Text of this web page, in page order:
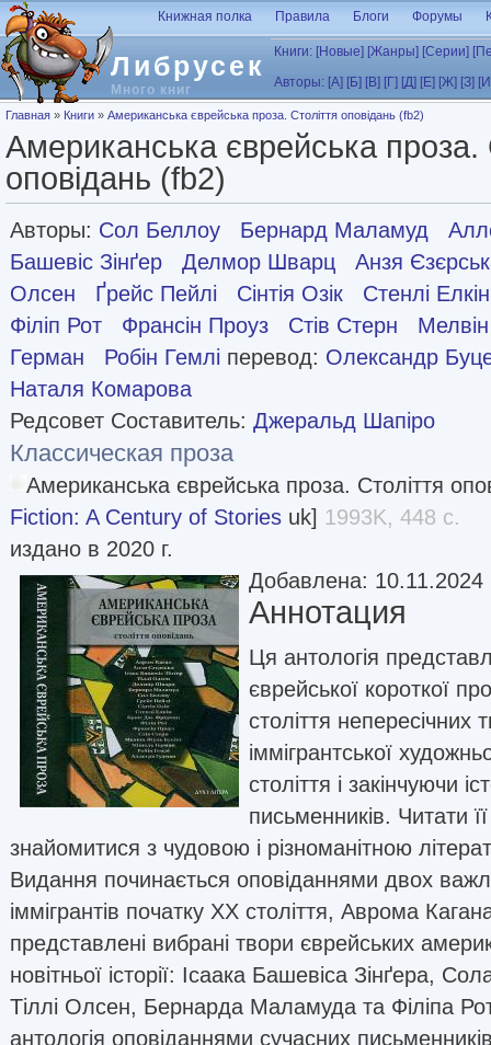
Перейти к основному содержанию
Либрусек
Много книг
Книжная полка Правила Блоги Форумы
Книги: [Новые] [Жанры] [Серии]
Авторы: [А] [Б] [В] [Г] [Д] [Е] [Ж] [З]
Вы здесь
Главная » Книги » Американська єврейська проза. Століття оповідань (fb2)
Американська єврейська проза.
оповідань (fb2)
Авторы: Сол Беллоу Бернард Маламуд
Башевіс Зінґер
Делмор Шварц
Анзя
Олсен
Ґрейс Пейлі Сінтія Озік
Стенлі Елкін
Філіп Рот
Франсін Проуз Стів Стерн
Герман
Робін Гемлі перевод: Олександр
Наталя Комарова
Редсовет Составитель: Джеральд Шапіро
Классическая проза
Американська єврейська проза. Століття
Fiction: A Century of Stories uk] 1993K, 448 с.
издано в 2020 г.
Добавлена: 10.11.2024
Аннотация
Ця антологія
єврейської короткої
століття непересічних
іммігрантської
століття і закінчуючи
письменників. Читати
знайомитися з чудовою і різноманітною
Видання починається оповіданнями двох
іммігрантів початку XX століття, Аврома
представлені вибрані твори єврейських
новітньої історії: Ісаака Башевіса Зінґера,
Тіллі Олсен, Бернарда Маламуда та Філіпа
антологія оповіданнями сучасних